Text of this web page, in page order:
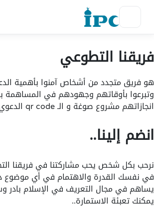
فريقنا التطوعي
هو فريق متجدد من أشخاص آمنوا بأهمية
وتبرعوا بأوقاتهم وجهودهم في المساهمة
انجازاتهم مشروع صوغة و الـ qr code الدعوي
انضم إلينا..
نرحب بكل شخص يحب مشاركتنا في فريقنا
في نفسك القدرة والاهتمام في أي موضوع
يساهم في مجال التعريف في الإسلام بادر
يمكنك تعبئة الاستمارة..